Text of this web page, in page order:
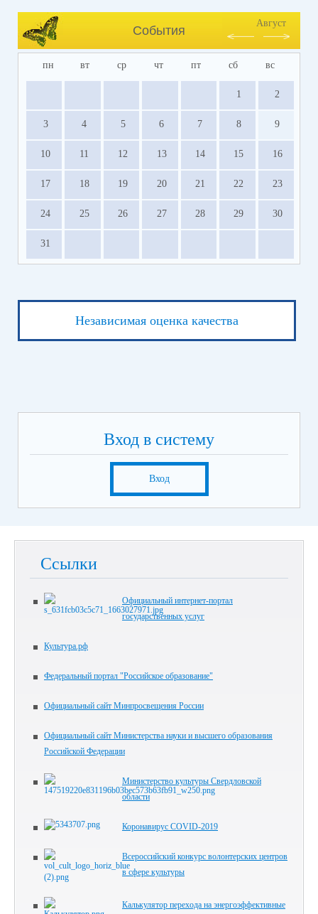
События
Август
пн вт ср чт пт сб вс
1 2
3 4 5 6 7 8 9
10 11 12 13 14 15 16
17 18 19 20 21 22 23
24 25 26 27 28 29 30
31
Независимая оценка качества
Вход в систему
Вход
Ссылки
Официальный интернет-портал
государственных услуг
Культура.рф
Федеральный портал "Российское образование"
Официальный сайт Минпросвещения России
Официальный сайт Министерства науки и высшего образования
Российской Федерации
Министерство культуры Свердловской
области
Коронавирус COVID-2019
Всероссийский конкурс волонтерских центров
в сфере культуры
Калькулятор перехода на энергоэффективные